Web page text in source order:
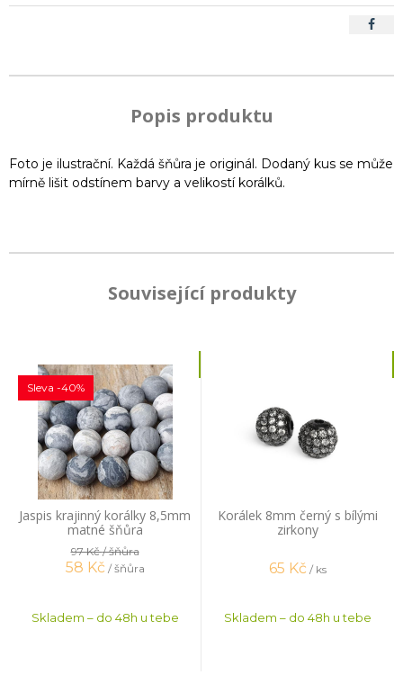
Popis produktu
Foto je ilustrační. Každá šňůra je originál. Dodaný kus se může
mírně lišit odstínem barvy a velikostí korálků.
Související produkty
Jaspis krajinný korálky 8,5mm
matné šňůra
Sleva -40%
97 Kč/ šňůra
58 Kč / šňůra
Skladem – do 48h u tebe
Korálek 8mm černý s bílými
zirkony
65 Kč / ks
Skladem – do 48h u tebe